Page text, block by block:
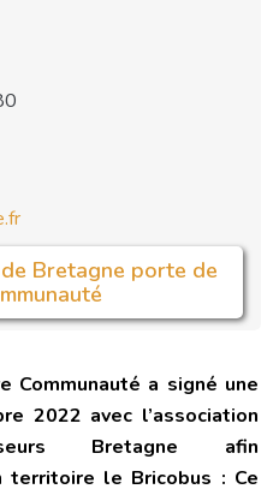
Bretagne porte de
Communauté a signé une
2022 avec l’association
Bretagne afin
territoire le Bricobus : Ce